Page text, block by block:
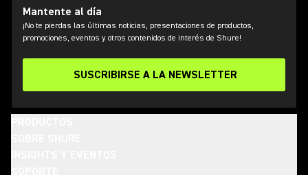
Mantente al día
¡No te pierdas las últimas noticias, presentaciones de productos,
promociones, eventos y otros contenidos de interés de Shure!
SUSCRIBIRSE A LA NEWSLETTER